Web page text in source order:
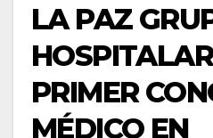
LA PAZ
PRIMER
MÉDICO EN